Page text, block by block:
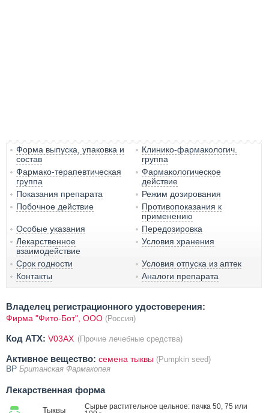
Форма выпуска, упаковка и
состав
Клинико-фармакологич.
группа
Фармако-терапевтическая
группа
Фармакологическое
действие
Показания препарата
Режим дозирования
Побочное действие
Противопоказания к
применению
Особые указания
Передозировка
Лекарственное
взаимодействие
Условия хранения
Срок годности
Условия отпуска из аптек
Контакты
Аналоги препарата
Владелец регистрационного удостоверения:
Фирма "Фито-Бот", ООО (Россия)
Код ATX: V03AX (Прочие лечебные средства)
Активное вещество: семена тыквы (Pumpkin seed)
BP Британская Фармакопея
Лекарственная форма
Тыквы
Сырье растительное цельное: пачка 50, 75 или